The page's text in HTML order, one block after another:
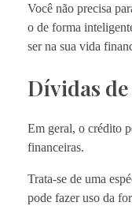
Você não precisa
o de forma
ser na sua vida
Dívidas
Em geral, o crédito
financeiras.
Trata-se de uma
pode fazer uso da